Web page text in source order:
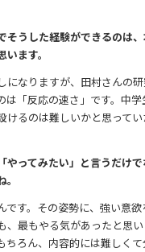
うした経験ができるのは、
ます。
になりますが、田村さんの
は「反応の速さ」です。中
けるのは難しいかと思って
ってみたい」と言うだけ
です。その姿勢に、強い意
、最もやる気があったと思
ちろん、内容的には難しく